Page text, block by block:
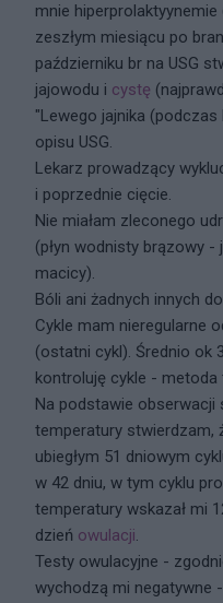
mnie
zeszłym miesiącu po
październiku br na USG
jajowodu i cystę
"Lewego jajnika
opisu USG.
Lekarz prowadzący
i poprzednie cięcie.
Nie miałam zleconego
(płyn wodnisty brązowy -
macicy).
Bóli ani żadnych innych
Cykle mam nieregularne
(ostatni cykl). Średnio ok
kontroluję cykle -
Na podstawie obserwacji
temperatury stwierdzam,
ubiegłym 51 dniowym
w 42 dniu, w tym cyklu
temperatury wskazał mi
dzień owulacji.
Testy owulacyjne -
wychodzą mi negatywne